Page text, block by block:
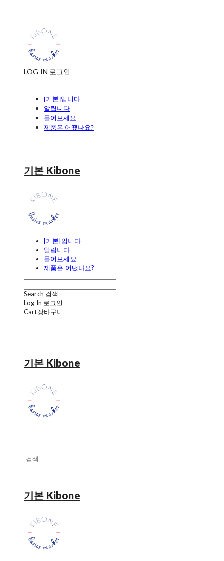
LOG IN 로그인
[기본]입니다
알립니다
물어보세요
제품은 어땠나요?
기본 Kibone
[기본]입니다
알립니다
물어보세요
제품은 어땠나요?
Search 검색
Log In 로그인
Cart장바구니
기본 Kibone
기본 Kibone